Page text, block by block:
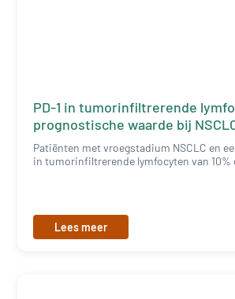
PD-1 in tumorinfiltrerende
prognostische waarde bij
Patiënten met vroegstadium NSCLC en
in tumorinfiltrerende lymfocyten van 10%
Lees meer